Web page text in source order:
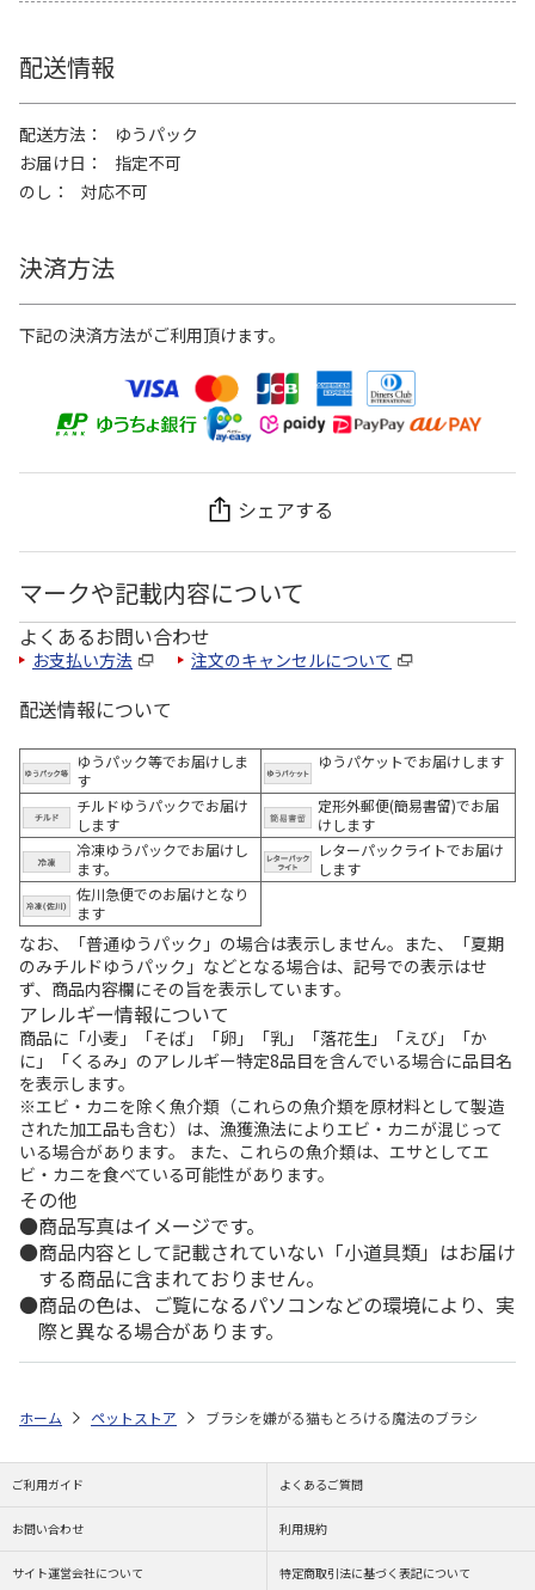
配送情報
配送方法
ゆうパック
お届け日
指定不可
のし
対応不可
決済方法
下記の決済方法がご利用頂けます。
シェアする
マークや記載内容について
よくあるお問い合わせ
お支払い方法 注文のキャンセルについて
配送情報について
ゆうパック等でお届けしま
す
ゆうパケットでお届けします
チルドゆうパックでお届け
します
定形外郵便(簡易書留)でお届
けします
冷凍ゆうパックでお届けし
ます。
レターパックライトでお届け
します
佐川急便でのお届けとなり
ます
なお、「普通ゆうパック」の場合は表示しません。また、「夏期
のみチルドゆうパック」などとなる場合は、記号での表示はせ
ず、商品内容欄にその旨を表示しています。
アレルギー情報について
商品に「小麦」「そば」「卵」「乳」「落花生」「えび」「か
に」「くるみ」のアレルギー特定8品目を含んでいる場合に品目名
を表示します。
※エビ・カニを除く魚介類（これらの魚介類を原材料として製造
された加工品も含む）は、漁獲漁法によりエビ・カニが混じって
いる場合があります。 また、これらの魚介類は、エサとしてエ
ビ・カニを食べている可能性があります。
その他
商品写真はイメージです。
商品内容として記載されていない「小道具類」はお届け
する商品に含まれておりません。
商品の色は、ご覧になるパソコンなどの環境により、実
際と異なる場合があります。
ホーム ペットストア ブラシを嫌がる猫もとろける魔法のブラシ
ご利用ガイド よくあるご質問
お問い合わせ 利用規約
サイト運営会社について 特定商取引法に基づく表記について